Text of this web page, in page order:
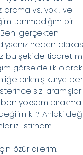
arama vs. yok . ve
tanımadığım bir
Beni gerçekten
neden
bu şekilde ticaret
görselde ilk olarak
bırkmış kurye
sizi aramışlar
yoksam bırakma
ki ? Ahlaki
istirham
özür dilerim.